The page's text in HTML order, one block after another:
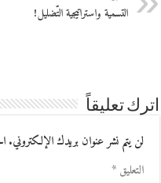
التسمية واستراتيجية التّضليل!
اترك تعليقاً
لن يتم نشر عنوان بريدك الإلكتروني.
التعليق*